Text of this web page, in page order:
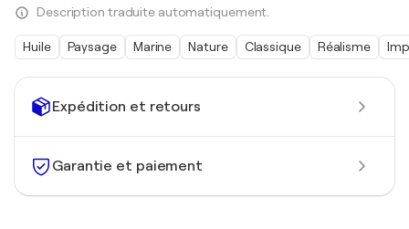
Expédition et retours
Garantie et paiement
Description traduite automatiquement.
Huile Paysage Marine Nature Classique Réalisme